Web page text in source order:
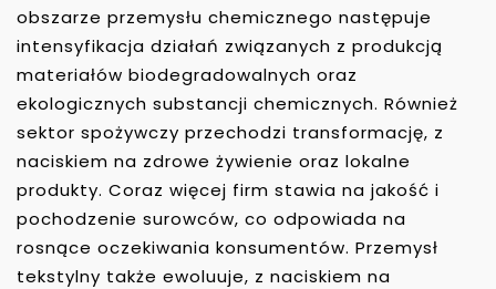
obszarze przemysłu chemicznego następuje
intensyfikacja działań związanych z produkcją
materiałów biodegradowalnych oraz
ekologicznych substancji chemicznych. Również
sektor spożywczy przechodzi transformację, z
naciskiem na zdrowe żywienie oraz lokalne
produkty. Coraz więcej firm stawia na jakość i
pochodzenie surowców, co odpowiada na
rosnące oczekiwania konsumentów. Przemysł
tekstylny także ewoluuje, z naciskiem na